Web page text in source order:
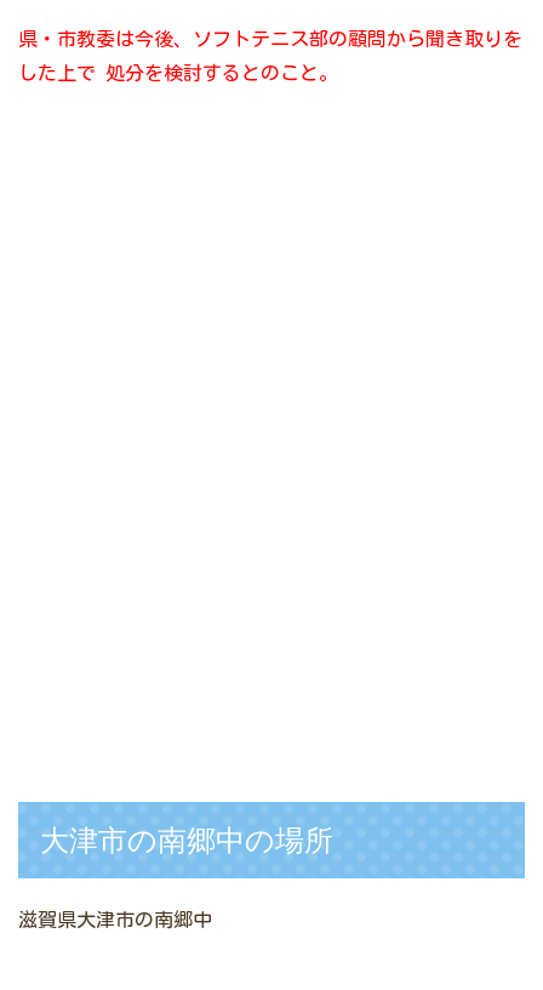
県・市教委は今後、ソフトテニス部の顧問から聞き取りを
した上で
処分を検討するとのこと。
大津市の南郷中の場所
滋賀県大津市の南郷中